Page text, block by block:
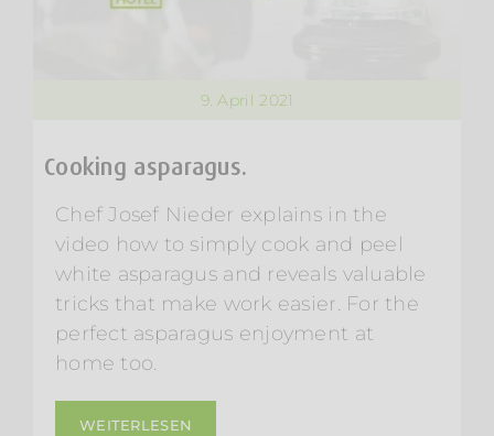
9. April 2021
Cooking asparagus.
Chef Josef Nieder explains in the
video how to simply cook and peel
white asparagus and reveals valuable
tricks that make work easier. For the
perfect asparagus enjoyment at
home too.
WEITERLESEN